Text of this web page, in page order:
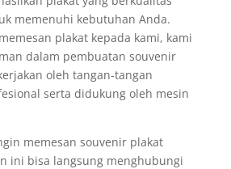
memenuhi kebutuhan Anda.
plakat kepada kami, kami
dalam pembuatan souvenir
oleh tangan-tangan
serta didukung oleh mesin
memesan souvenir plakat
ini bisa langsung menghubungi